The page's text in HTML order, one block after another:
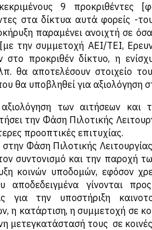
9 προκριθέντες
στα δίκτυα αυτά φορείς -
παραμένει ανοιχτή σε
την συμμετοχή ΑΕΙ/ΤΕΙ,
στο προκριθέν δίκτυο, η
θα αποτελέσουν στοιχείο
θα υποβληθεί για αξιολόγηση
των αιτήσεων
την Φάση Πιλοτικής
προοπτικές επιτυχίας.
στην Φάση Πιλοτικής
συντονισμό και την παροχή
κοινών υποδομών, εφόσον
αποδεδειγμένα γίνονται
για την υποστήριξη
η κατάρτιση, η συμμετοχή σε
μετεγκατάστασή τους σε